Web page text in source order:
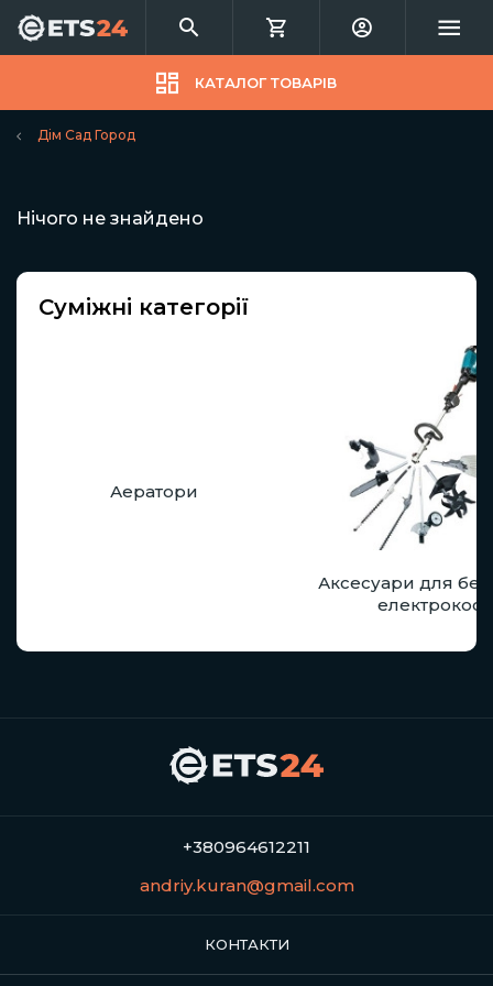
КАТАЛОГ ТОВАРІВ
Дім Сад Город
Нічого не знайдено
Суміжні категорії
Аератори
Аксесуари для
електрокос
+380964612211
andriy.kuran@gmail.com
КОНТАКТИ